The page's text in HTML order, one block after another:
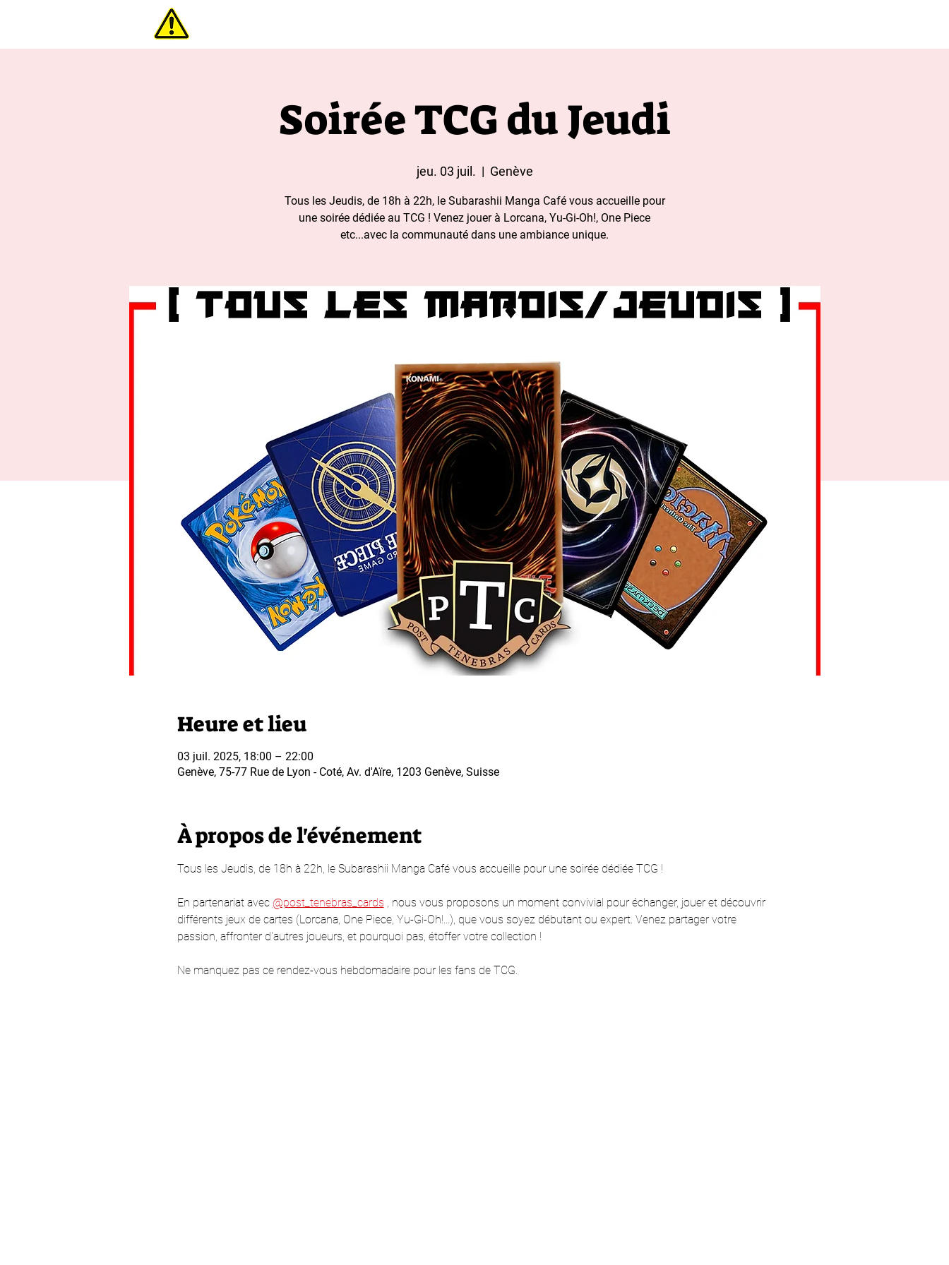
Soirée TCG du Jeudi
jeu. 03 juil.
  |
Genève
Tous les Jeudis, de 18h à 22h, le Subarashii Manga Café vous accueille pour
une soirée dédiée au TCG ! Venez jouer à Lorcana, Yu-Gi-Oh!, One Piece
etc...avec la communauté dans une ambiance unique.
Heure et lieu
03 juil. 2025, 18:00 – 22:00
Genève, 75-77 Rue de Lyon - Coté, Av. d'Aïre, 1203 Genève, Suisse
À propos de l'événement
Tous les Jeudis, de 18h à 22h, le Subarashii Manga Café vous accueille pour une soirée dédiée TCG !
En partenariat avec @post_tenebras_cards , nous vous proposons un moment convivial pour échanger, jouer et découvrir
différents jeux de cartes (Lorcana, One Piece, Yu-Gi-Oh!...), que vous soyez débutant ou expert. Venez partager votre
passion, affronter d'autres joueurs, et pourquoi pas, étoffer votre collection !
Ne manquez pas ce rendez-vous hebdomadaire pour les fans de TCG.